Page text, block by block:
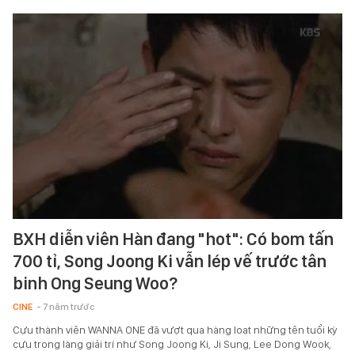
BXH diễn viên Hàn đang "hot": Có bom tấn
700 tỉ, Song Joong Ki vẫn lép vế trước tân
binh Ong Seung Woo?
CINE - 7 năm trước
Cựu thành viên WANNA ONE đã vượt qua hàng loạt những tên tuổi kỳ
cựu trong làng giải trí như Song Joong Ki, Ji Sung, Lee Dong Wook,